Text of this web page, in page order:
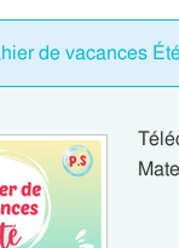
de vacances